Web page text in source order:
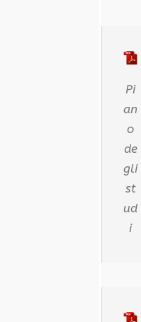
Pi
an
o
de
gli
st
ud
i